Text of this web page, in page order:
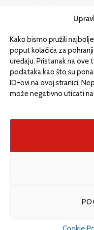
Kako bismo pružili
poput kolačića za
uređaju. Pristanak na
podataka kao što su
ID-ovi na ovoj stranici.
može negativno uticati
redakcija@etrafika.net
Dosije
Drugi pišu
Društvo